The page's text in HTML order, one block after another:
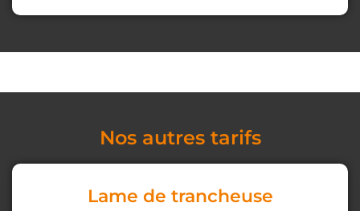
Nos autres tarifs
Lame de trancheuse